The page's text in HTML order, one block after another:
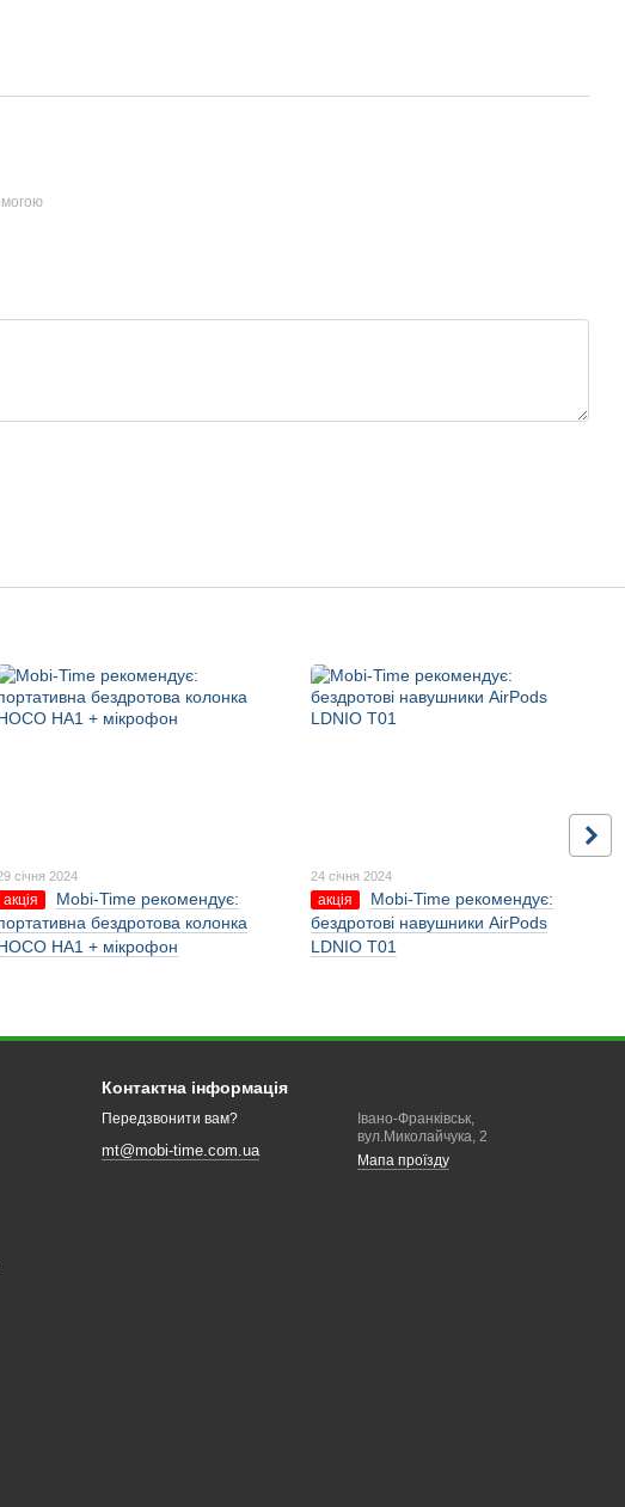
січня 2024
акція
Mobi-Time рекомендує:
бездротова колонка
HA1 + мікрофон
24 січня 2024
акція
Mobi-Time рекомендує:
бездротові навушники AirPods
LDNIO T01
Контактна інформація
Передзвонити вам?
mt@mobi-time.com.ua
Івано-Франківськ,
вул.Миколайчука, 2
Мапа проїзду